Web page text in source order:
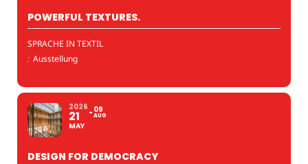
POWERFUL TEXTURES.
SPRACHE IN TEXTIL
: Ausstellung
2026
21
MAY
09
AUG
DESIGN FOR DEMOCRACY